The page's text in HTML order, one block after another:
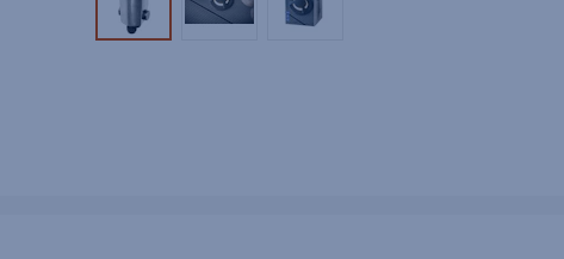
Tuotekuva 1Tuotekuva 2Tuotekuva 3